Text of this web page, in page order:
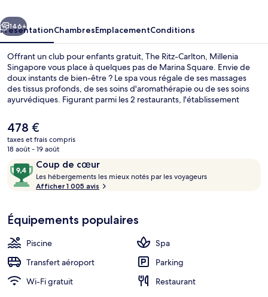
Singapore
Suivant
146+
PrésentationChambresEmplacementConditions
Offrant un club pour enfants gratuit, The Ritz-Carlton, Millenia
Singapore vous place à quelques pas de Marina Square. Envie de
doux instants de bien-être ? Le spa vous régale de ses massages
des tissus profonds, de ses soins d'aromathérapie ou de ses soins
ayurvédiques. Figurant parmi les 2 restaurants, l'établissement
le dîner et vous propose des spécialités Cuisine internationale. Cet
hôtel de luxe abrite en outre une piscine extérieure, un bar en bord
de piscine et une salle de fitness ouverte 24 h/24. Les autres
voyageurs sont séduits par le personnel attentionné et la
présentation générale. L'hébergement se situe à une très courte
distance à pied des transports publics : Station Promena se trouve à
7 min et Station Esplanade, à 11 min.
Le
prix
actuel
de
478 €.
478 €
taxes et frais compris
18 août - 19 août
Avis
voyageurs
Coup de cœur
9,4
sur
10,
cœur
Les hébergements les mieux notés par les voyageurs
Afficher 1 005 avis
Équipements populaires
Piscine
Spa
Transfert aéroport
Parking
Wi-Fi gratuit
Restaurant